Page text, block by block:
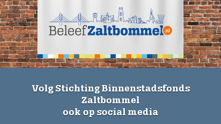
Volg Stichting Binnenstadsfonds
Zaltbommel
ook op social media